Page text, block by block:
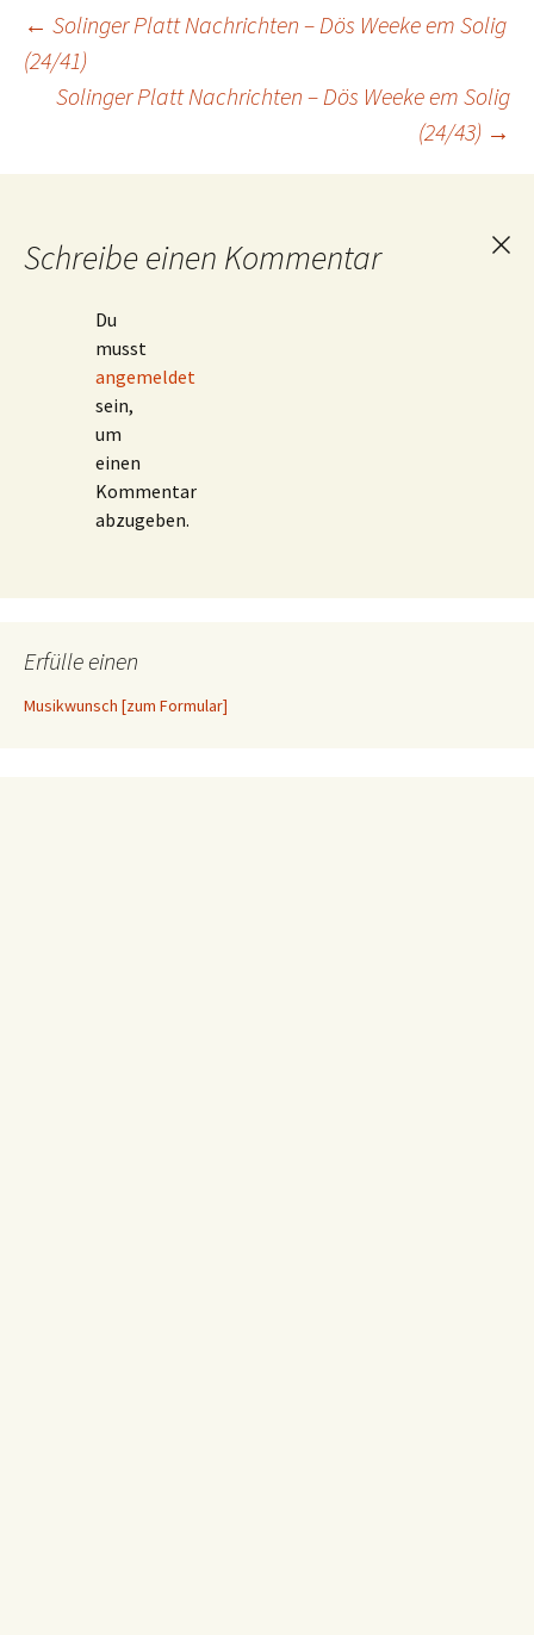
Beitragsnavigation
← Solinger Platt Nachrichten – Dös Weeke em Solig
(24/41)
Solinger Platt Nachrichten – Dös Weeke em Solig
(24/43) →
Schreibe einen Kommentar
Du
musst
angemeldet
sein,
um
einen
Kommentar
abzugeben.
Erfülle einen
Musikwunsch [zum Formular]